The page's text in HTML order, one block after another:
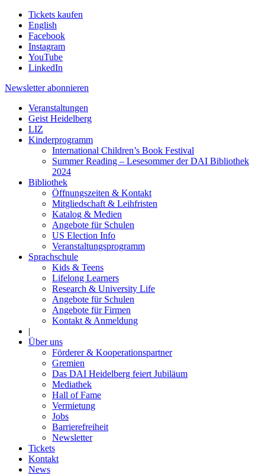
Tickets kaufen
English
Facebook
Instagram
YouTube
LinkedIn
Newsletter abonnieren
Veranstaltungen
Geist Heidelberg
LIZ
Kinderprogramm
International Children’s Book Festival
Summer Reading – Lesesommer der DAI Bibliothek
2024
Bibliothek
Öffnungszeiten & Kontakt
Mitgliedschaft & Leihfristen
Katalog & Medien
Angebote für Schulen
US Election Info
Veranstaltungsprogramm
Sprachschule
Kids & Teens
Lifelong Learners
Research & University Life
Angebote für Schulen
Angebote für Firmen
Kontakt & Anmeldung
|
Über uns
Förderer & Kooperationspartner
Gremien
Das DAI Heidelberg feiert Jubiläum
Mediathek
Hall of Fame
Vermietung
Jobs
Barrierefreiheit
Newsletter
Tickets
Kontakt
News